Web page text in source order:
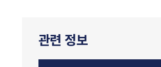
관련 정보